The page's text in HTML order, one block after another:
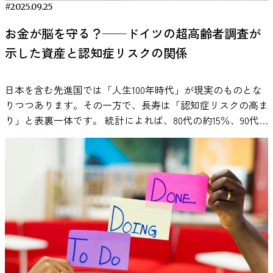
視床下部や扁桃体、海馬、前頭前野といった複数の脳領域が
関与します。これらの領域は感情の処理や記憶、意思決定な
どに関わる重要な部位です。 興味深いことに、音楽を聴い
で報告されています。音楽は聴覚刺激として脳に入力される
だけでなく、感情や記憶と結びついた複雑な神経ネットワー
クを活性化させることが知られています。 こうした神経活
動の変化が、自律神経系の調整やホルモン分泌などの生理反
応と関連する可能性があると考えられています。音楽が人間
のストレス反応に与える影響については現在も研究が続けら
れており、脳・神経・内分泌系の相互作用の観点から理解が
進められています。 ストレス軽減に効果的とされる音楽の
特徴 音楽がストレスの感じ方や心理状態に影響する可能性
については、多くの研究が行われていますが、すべての音楽
が同じように作用するわけではありません。研究では、音楽
のテンポや音響的特徴、さらに個人の音楽嗜好などが心理的
一方で、言語課題や記憶課題においては、歌詞付き音楽が成
績を低下させるという研究結果もあります（Perham &
Currie, 2014）。 総合的に見ると、 単純作業や反復作業では
イナスに働く可能性がある 個人差が大きい というのが、現
在の研究から読み取れる事実です。 生産性を高める作業用
BGMの科学的な選び方 作業用BGMの効果は、単に「どのジ
ャンルが良いか」という問題ではありません。研究を踏まえ
ると、生産性に影響するのはジャンルよりも、音楽が持つ構
造的な特性と作業内容との適合性です。 音楽は気分や覚醒
水準に影響を与える一方で、同時に認知資源も消費します。
そのため、生産性を高める作業用BGMを選ぶには、「気分
への作用」と「認知負荷」の両方を考慮する必要がありま
す。 歌詞付き音楽が集中力に影響するメカニズム 歌詞のあ
る音楽が集中を妨げる可能性があるのは、感覚的な問題では
なく、認知心理学で説明されています。 人のワーキングメ
足感を得て意欲を高める傾向があるようです。こうした背景
から、「報酬」を与える際にも受け手に選ばせてみたら効果
が変わるのでは？という発想に着目したのが今回の研究で
す。 研究の内容：「選べる報酬」はパフォーマンスに影響
と」が認知課題のパフォーマンスに与える効果を実験的に検
証しました。オランダやベルギーの研究者らは実験室実験を
行い、参加者にいくつかの課題に取り組んでもらっていま
の有無です。全参加者に課題の成功報酬として有形のご褒美
（具体的な景品）を用意しましたが、グループによって「複
数の選択肢から好きな報酬を選べる」場合と「報酬があらか
じめ指定され選べない」場合に分けたのです。 もう一つは
課題の難易度です。用意された課題には比較的取り組みやす
い「簡単な課題」と、頭を使う複雑な「難しい課題」があ
り、参加者はどちらか一方の条件でテストされました。要す
るに実験は、報酬選択の有無 × 課題の難易度（簡単・難し
い）という2×2の条件設定になっています。 この実験で
ストレスにしなやかに耐える力になり、別の人の情熱はスト
い”があることが研究で示されています。 この記事では、職
場でのネガティブな関わり（ソーシャル・アンダーマイニン
うに作用するのか、わかりやすく解説します。 職場の「陰
湿な妨害」──ソーシャル・アンダーマイニングとは？ ま
ず押さえておきたいのが、研究で扱われているソーシャル・
アンダーマイニングという概念です。聞き慣れない言葉です
が、簡単に言えば「職場における陰湿な妨害行為」のことを
指します。たとえば、上司が意図的に部下を無視したり、同
僚が陰で悪口を広めたり、わざと協力しないことで相手の評
価を落とそうとしたりする行為がこれに当たります。 重要
なのは、そうしたネガティブな言動が「意図的に行われてい
る」と被害者が感じる点です。つまり、ただ機嫌が悪いから
冷たかったというより、「相手を陥れよう」という悪意を持
った振る舞いだと受け取られる場合、それがソーシャル・ア
ンダーマイニングにあたります。 職場のネガティブな関わ
#2025.09.25
お金が脳を守る？──ドイツの超高齢者調査が
示した資産と認知症リスクの関係
日本を含む先進国では「人生100年時代」が現実のものとな
りつつあります。その一方で、長寿は「認知症リスクの高ま
り」と表裏一体です。 統計によれば、80代の約15％、90代
では3割を超える人が認知症を抱えており、100歳以上では実
に6割以上にのぼります1。こうした状況を踏まえると、高齢
化が進む社会において認知症は避けて通れない大きな課題だ
といえるでしょう。 では、認知症になるリスクを左右する
要因にはどのようなものがあるのでしょうか。遺伝や年齢と
いった変えることのできない要因に加えて、生活習慣や教育
歴、社会的なつながりなど、後天的に変えることが可能な要
因も数多く報告されています。 さらに近年では、社会経済
的な格差にも注目が集まっています。収入や資産の多寡が健